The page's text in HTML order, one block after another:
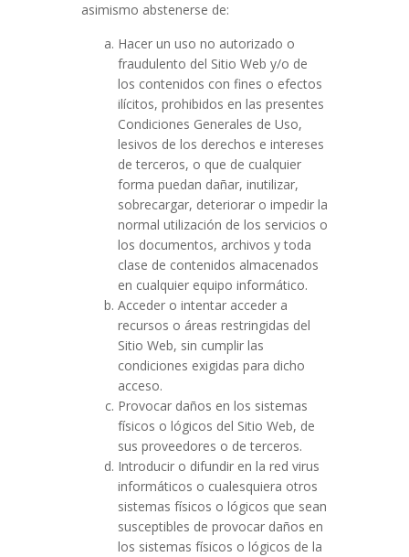
asimismo abstenerse de:
Hacer un uso no autorizado o
fraudulento del Sitio Web y/o de
los contenidos con fines o efectos
ilícitos, prohibidos en las presentes
Condiciones Generales de Uso,
lesivos de los derechos e intereses
de terceros, o que de cualquier
forma puedan dañar, inutilizar,
sobrecargar, deteriorar o impedir la
normal utilización de los servicios o
los documentos, archivos y toda
clase de contenidos almacenados
en cualquier equipo informático.
Acceder o intentar acceder a
recursos o áreas restringidas del
Sitio Web, sin cumplir las
condiciones exigidas para dicho
acceso.
Provocar daños en los sistemas
físicos o lógicos del Sitio Web, de
sus proveedores o de terceros.
Introducir o difundir en la red virus
informáticos o cualesquiera otros
sistemas físicos o lógicos que sean
susceptibles de provocar daños en
los sistemas físicos o lógicos de la